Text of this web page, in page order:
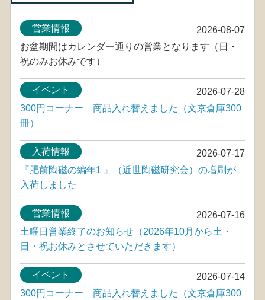
2026-08-07
営業情報
お盆期間はカレンダー通りの営業となります（日・
祝のみお休みです）
2026-07-28
イベント
300円コーナー 商品入れ替えました（文京倉庫300
冊）
2026-07-17
入荷情報
『肥前陶磁の編年1 』（近世陶磁研究会）の増刷が
入荷しました
2026-07-16
営業情報
土曜日営業終了のお知らせ（2026年10月から土・
日・祝お休みとさせていただきます）
2026-07-14
イベント
300円コーナー 商品入れ替えました（文京倉庫300